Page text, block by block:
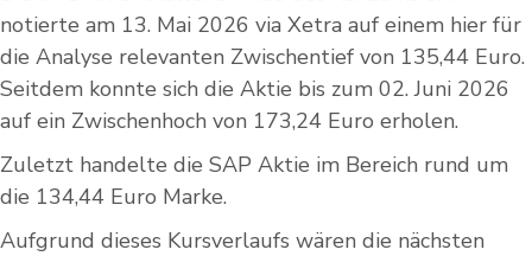
notierte am 13. Mai 2026 via Xetra auf einem hier für
die Analyse relevanten Zwischentief von 135,44 Euro.
Seitdem konnte sich die Aktie bis zum 02. Juni 2026
auf ein Zwischenhoch von 173,24 Euro erholen.
Zuletzt handelte die SAP Aktie im Bereich rund um
die 134,44 Euro Marke.
Aufgrund dieses Kursverlaufs wären die nächsten